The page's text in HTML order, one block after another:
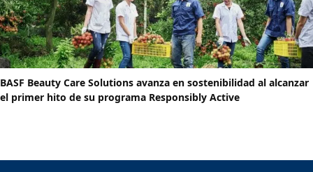
BASF Beauty Care Solutions avanza en sostenibilidad al alcanzar
el primer hito de su programa Responsibly Active